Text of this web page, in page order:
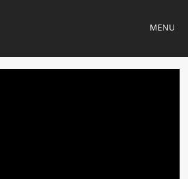
MENU